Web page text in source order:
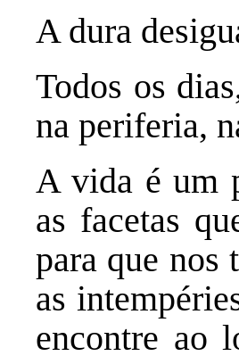
A dura
Todos os
na periferia,
A vida é um
as facetas
para que nos
as
encontre ao